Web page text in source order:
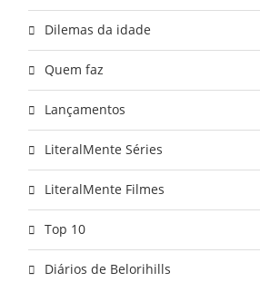
Dilemas da idade
Quem faz
Lançamentos
LiteralMente Séries
LiteralMente Filmes
Top 10
Diários de Belorihills